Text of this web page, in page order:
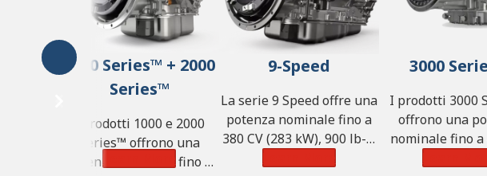
1000 Series™ + 2000
Series™
I prodotti 1000 e 2000
Series™ offrono una
potenza nominale fino a
9-Speed
La serie 9 Speed offre una
potenza nominale fino a
380 CV (283 kW), 900 lb-ft
3000
I prodotti 3000
offrono una
nominale fino a